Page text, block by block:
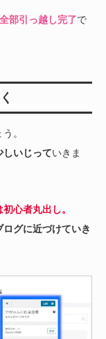
全部引っ越し完了で
。
しいじっていきま
心者丸出し。
ログに近づけていき